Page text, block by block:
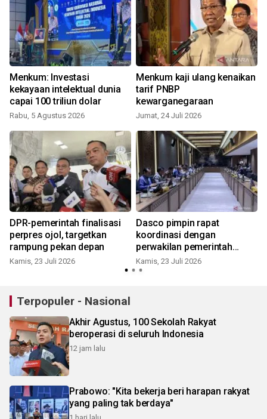
Menkum: Investasi
kekayaan intelektual dunia
capai 100 triliun dolar
Rabu, 5 Agustus 2026
Menkum kaji ulang kenaikan
tarif PNBP
kewarganegaraan
Jumat, 24 Juli 2026
DPR-pemerintah finalisasi
perpres ojol, targetkan
rampung pekan depan
Kamis, 23 Juli 2026
Dasco pimpin rapat
koordinasi dengan
perwakilan pemerintah
bahas ojol
Kamis, 23 Juli 2026
Terpopuler - Nasional
Akhir Agustus, 100 Sekolah Rakyat
beroperasi di seluruh Indonesia
12 jam lalu
Prabowo: "Kita bekerja beri harapan rakyat
yang paling tak berdaya"